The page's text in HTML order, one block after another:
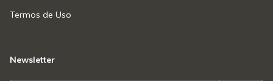
Termos de Uso
Newsletter